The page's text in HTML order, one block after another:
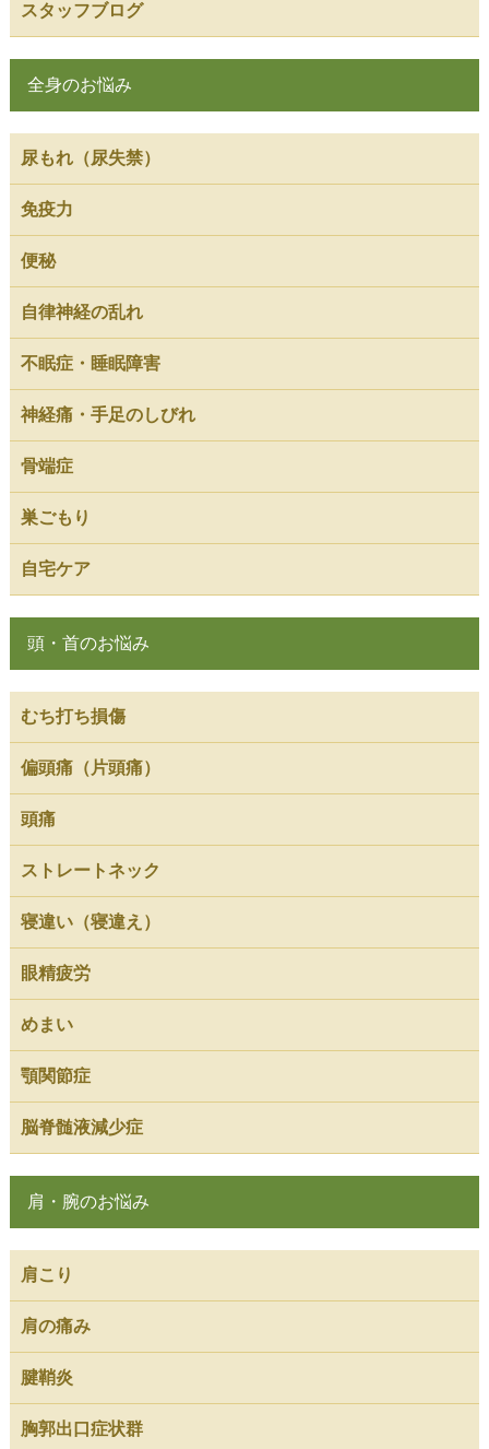
スタッフブログ
全身のお悩み
尿もれ（尿失禁）
免疫力
便秘
自律神経の乱れ
不眠症・睡眠障害
神経痛・手足のしびれ
骨端症
巣ごもり
自宅ケア
頭・首のお悩み
むち打ち損傷
偏頭痛（片頭痛）
頭痛
ストレートネック
寝違い（寝違え）
眼精疲労
めまい
顎関節症
脳脊髄液減少症
肩・腕のお悩み
肩こり
肩の痛み
腱鞘炎
胸郭出口症状群